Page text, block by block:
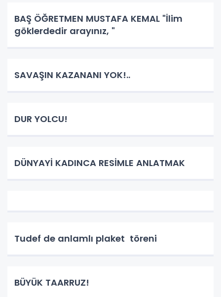
BAŞ ÖĞRETMEN MUSTAFA KEMAL "İlim
göklerdedir arayınız, "
SAVAŞIN KAZANANI YOK!..
DUR YOLCU!
DÜNYAYİ KADINCA RESİMLE ANLATMAK
Tudef de anlamlı plaket töreni
BÜYÜK TAARRUZ!